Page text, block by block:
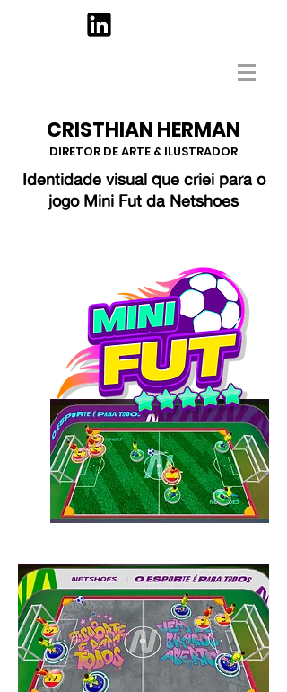
CRISTHIAN HERMAN
DIRETOR DE ARTE & ILUSTRADOR
Identidade visual que criei para o
jogo Mini Fut da Netshoes